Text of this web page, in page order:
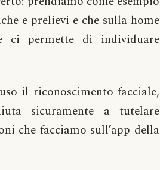
e prelievi e che sulla home
ci permette di individuare
il riconoscimento facciale,
sicuramente a tutelare
che facciamo sull’app della